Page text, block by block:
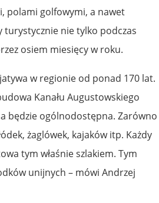
polami golfowymi, a nawet
nie tylko podczas
osiem miesięcy w roku.
w regionie od ponad 170 lat.
Kanału Augustowskiego
będzie ogólnodostępna. Zarówno
żaglówek, kajaków itp. Każdy
tym właśnie szlakiem. Tym
unijnych – mówi Andrzej